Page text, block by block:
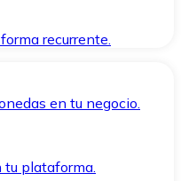
recurrente.
en tu negocio.
tu plataforma.